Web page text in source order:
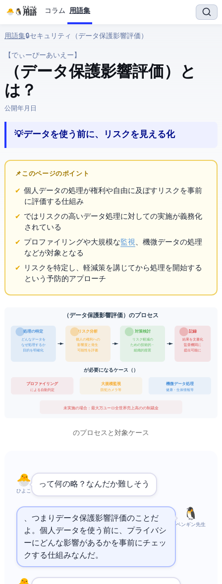
IT用語
ひよぺん コラム 用語集
用語集› 🔒 セキュリティ › DPIA（データ保護影響評価）
【でぃーぴーあいえー】
DPIA（データ保護影響評価） と
は？
公開:2026年3月25日
💡 データを使う前に、リスクを見える化
📌 このページのポイント
個人データの処理が権利や自由に及ぼすリスクを事前
に評価する仕組み
ではリスクの高いデータ処理に対してDPIAの実施が義務化
されている
プロファイリングや大規模な監視、機微データの処理
などが対象となる
リスクを特定し、軽減策を講じてから処理を開始する
という予防的アプローチ
DPIA（データ保護影響評価）のプロセス
処理の特定
どんなデータを
なぜ処理するか
目的を明確化
リスク分析
個人の権利への
影響度と発生
可能性を評価
対策検討
リスク軽減の
ための技術的・
組織的措置
記録
結果を文書化
監督機関に
提出可能に
DPIAが必要になるケース（GDPR）
プロファイリング
AIによる自動判定
大規模監視
防犯カメラ等
機微データ処理
健康・生体情報等
未実施の場合：最大1000万ユーロ or 全世界売上高の2%の制裁金
DPIAのプロセスと対象ケース
ひよこ
DPIAって何の略？なんだか難しそう…
ペンギン先生
Data Protection Impact Assessment、つまりデータ保護影響評価のことだ
よ。個人データを使う前に、プライバシ
ーにどんな影響があるかを事前にチェッ
クする仕組みなんだ。